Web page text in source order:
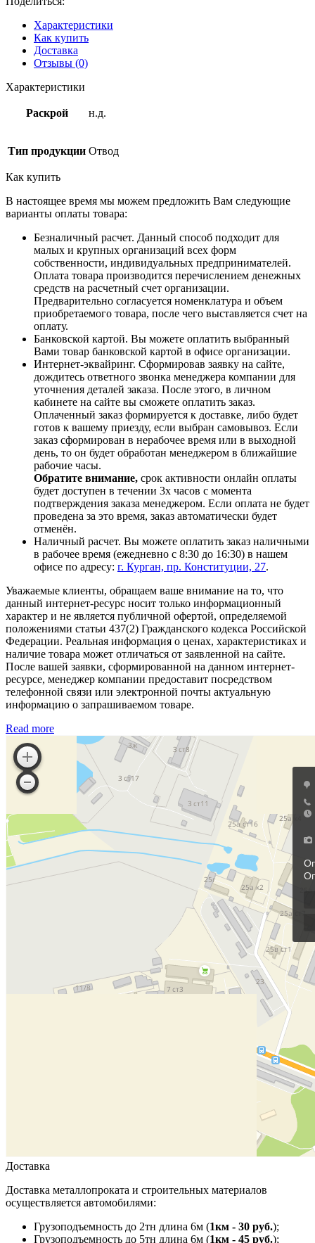
Характеристики
Как купить
Доставка
Отзывы (0)
Характеристики
Раскрой н.д.
Тип продукции Отвод
Как купить
В настоящее время мы можем предложить Вам следующие
варианты оплаты товара:
Безналичный расчет. Данный способ подходит для
малых и крупных организаций всех форм
собственности, индивидуальных предпринимателей.
Оплата товара производится перечислением денежных
средств на расчетный счет организации.
Предварительно согласуется номенклатура и объем
приобретаемого товара, после чего выставляется счет на
оплату.
Банковской картой. Вы можете оплатить выбранный
Вами товар банковской картой в офисе организации.
Интернет-эквайринг. Сформировав заявку на сайте,
дождитесь ответного звонка менеджера компании для
уточнения деталей заказа. После этого, в личном
кабинете на сайте вы сможете оплатить заказ.
Оплаченный заказ формируется к доставке, либо будет
готов к вашему приезду, если выбран самовывоз. Если
заказ сформирован в нерабочее время или в выходной
день, то он будет обработан менеджером в ближайшие
рабочие часы.
Обратите внимание, срок активности онлайн оплаты
будет доступен в течении 3х часов с момента
подтверждения заказа менеджером. Если оплата не будет
проведена за это время, заказ автоматически будет
отменён.
Наличный расчет. Вы можете оплатить заказ наличными
в рабочее время (ежедневно с 8:30 до 16:30) в нашем
офисе по адресу: г. Курган, пр. Конституции, 27.
Уважаемые клиенты, обращаем ваше внимание на то, что
данный интернет-ресурс носит только информационный
характер и не является публичной офертой, определяемой
положениями статьи 437(2) Гражданского кодекса Российской
Федерации. Реальная информация о ценах, характеристиках и
наличие товара может отличаться от заявленной на сайте.
После вашей заявки, сформированной на данном интернет-
ресурсе, менеджер компании предоставит посредством
телефонной связи или электронной почты актуальную
информацию о запрашиваемом товаре.
Read more
Доставка
Доставка металлопроката и строительных материалов
осуществляется автомобилями:
Грузоподъемность до 2тн длина 6м (1км - 30 руб.);
Грузоподъемность до 5тн длина 6м (1км - 45 руб.);